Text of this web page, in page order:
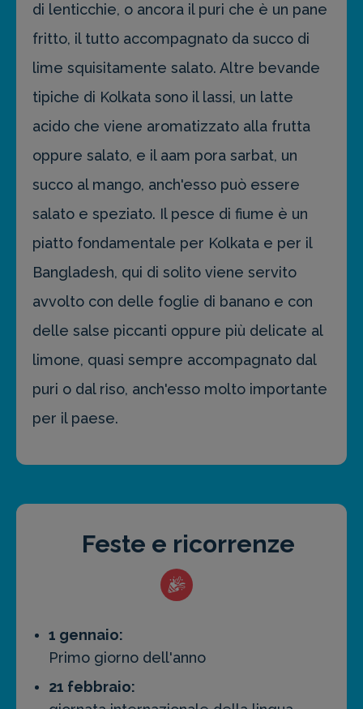
di lenticchie, o ancora il puri che è un pane
fritto, il tutto accompagnato da succo di
lime squisitamente salato. Altre bevande
tipiche di Kolkata sono il lassi, un latte
acido che viene aromatizzato alla frutta
oppure salato, e il aam pora sarbat, un
succo al mango, anch'esso può essere
salato e speziato. Il pesce di fiume è un
piatto fondamentale per Kolkata e per il
Bangladesh, qui di solito viene servito
avvolto con delle foglie di banano e con
delle salse piccanti oppure più delicate al
limone, quasi sempre accompagnato dal
puri o dal riso, anch'esso molto importante
per il paese.
Feste e ricorrenze
1 gennaio:
Primo giorno dell'anno
21 febbraio: